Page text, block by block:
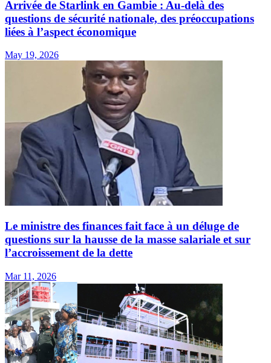
Arrivée de Starlink en Gambie : Au-delà des
questions de sécurité nationale, des préoccupations
liées à l’aspect économique
May 19, 2026
Le ministre des finances fait face à un déluge de
questions sur la hausse de la masse salariale et sur
l’accroissement de la dette
Mar 11, 2026